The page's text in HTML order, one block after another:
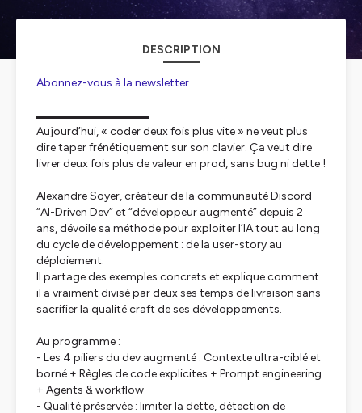
DESCRIPTION
Abonnez-vous à la newsletter
▬▬▬▬▬▬▬▬▬▬
Aujourd’hui, « coder deux fois plus vite » ne veut plus
dire taper frénétiquement sur son clavier. Ça veut dire
livrer deux fois plus de valeur en prod, sans bug ni dette !
Alexandre Soyer, créateur de la communauté Discord
“AI-Driven Dev” et “développeur augmenté” depuis 2
ans, dévoile sa méthode pour exploiter l’IA tout au long
du cycle de développement : de la user-story au
déploiement.
Il partage des exemples concrets et explique comment
il a vraiment divisé par deux ses temps de livraison sans
sacrifier la qualité craft de ses développements.
Au programme :
- Les 4 piliers du dev augmenté : Contexte ultra-ciblé et
borné + Règles de code explicites + Prompt engineering
+ Agents & workflow
- Qualité préservée : limiter la dette, détection de